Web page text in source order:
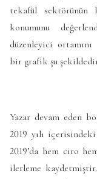
tekafül sektörünün
konumunu
düzenleyici
bir grafik şu
Yazar devam eden
2019 yılı
2019’da hem ciro
ilerleme